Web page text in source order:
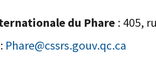
du Phare : 405,
Phare@cssrs.gouv.qc.ca